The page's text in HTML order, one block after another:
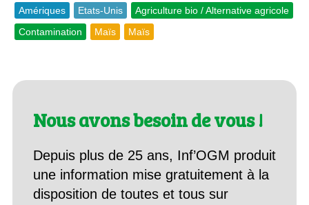
Amériques Etats-Unis
Agriculture bio / Alternative agricole
Contamination
Maïs Maïs
Nous avons besoin de vous !
Depuis plus de 25 ans, Inf’OGM produit
une information mise gratuitement à la
disposition de toutes et tous sur